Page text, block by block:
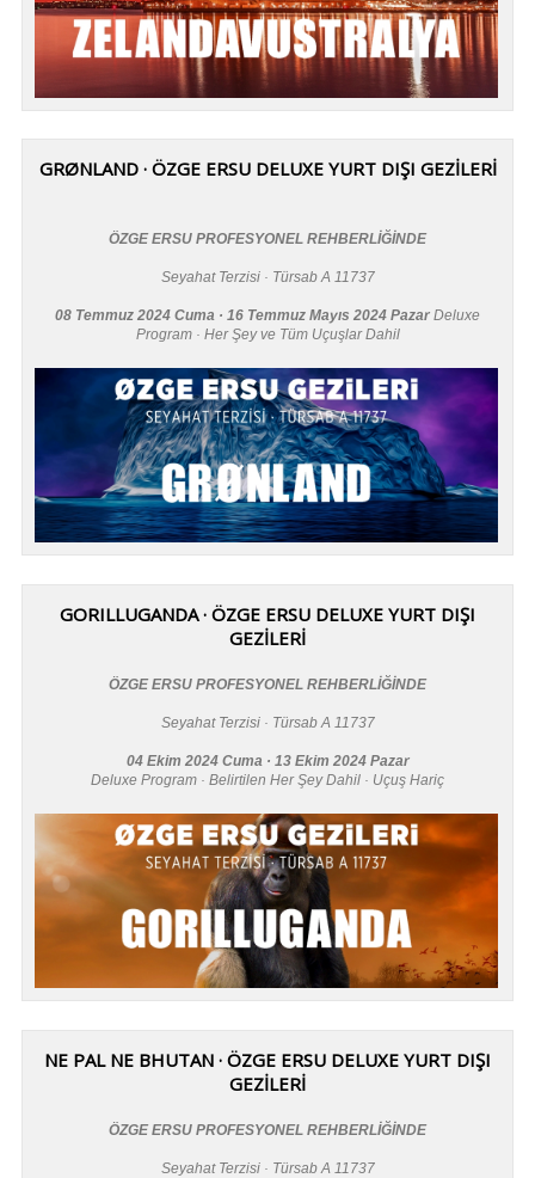
GRØNLAND · ÖZGE ERSU DELUXE YURT DIŞI GEZİLERİ
ÖZGE ERSU PROFESYONEL REHBERLİĞİNDE
Seyahat Terzisi · Türsab A 11737
08 Temmuz 2024 Cuma · 16 Temmuz Mayıs 2024 Pazar Deluxe
Program · Her Şey ve Tüm Uçuşlar Dahil
GORILLUGANDA · ÖZGE ERSU DELUXE YURT DIŞI
GEZİLERİ
ÖZGE ERSU PROFESYONEL REHBERLİĞİNDE
Seyahat Terzisi · Türsab A 11737
04 Ekim 2024 Cuma · 13 Ekim 2024 Pazar
Deluxe Program · Belirtilen Her Şey Dahil · Uçuş Hariç
NE PAL NE BHUTAN · ÖZGE ERSU DELUXE YURT DIŞI
GEZİLERİ
ÖZGE ERSU PROFESYONEL REHBERLİĞİNDE
Seyahat Terzisi · Türsab A 11737